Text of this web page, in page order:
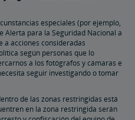
al Seguro de Viaje
en Acela
especiales (por ejemplo,
Alerta para la Seguridad Nacional a
a acciones consideradas
según personas que lo
a los fotógrafos y cámaras e
seguir investigando o tomar
de las zonas restringidas está
en la zona restringida serán